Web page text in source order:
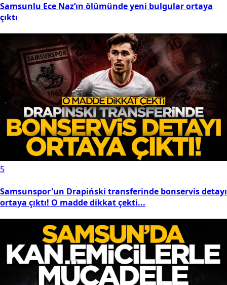
Samsunlu Ece Naz’ın ölümünde yeni bulgular ortaya
çıktı
5
Samsunspor'un Drapiński transferinde bonservis detayı
ortaya çıktı! O madde dikkat çekti...